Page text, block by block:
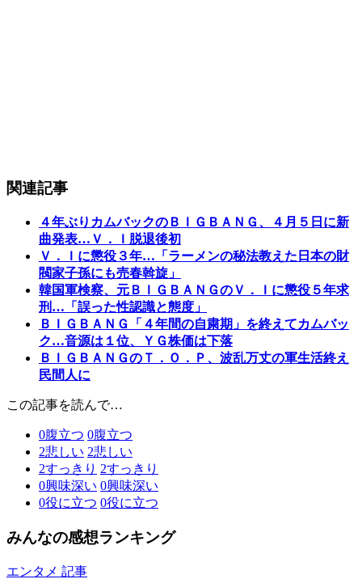
関連記事
４年ぶりカムバックのＢＩＧＢＡＮＧ、４月５日に新
曲発表…Ｖ．Ｉ脱退後初
Ｖ．Ｉに懲役３年…「ラーメンの秘法教えた日本の財
閥家子孫にも売春斡旋」
韓国軍検察、元ＢＩＧＢＡＮＧのＶ．Ｉに懲役５年求
刑…「誤った性認識と態度」
ＢＩＧＢＡＮＧ「４年間の自粛期」を終えてカムバッ
ク…音源は１位、ＹＧ株価は下落
ＢＩＧＢＡＮＧのＴ．Ｏ．Ｐ、波乱万丈の軍生活終え
民間人に
この記事を読んで…
0腹立つ 0腹立つ
2悲しい 2悲しい
2すっきり 2すっきり
0興味深い 0興味深い
0役に立つ 0役に立つ
みんなの感想ランキング
エンタメ 記事